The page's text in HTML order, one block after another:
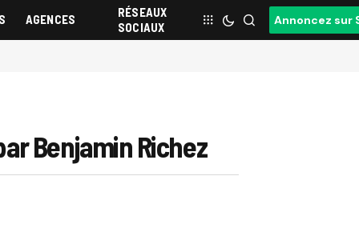
AGENCES
RÉSEAUX
SOCIAUX
Annoncez sur
Benjamin Richez